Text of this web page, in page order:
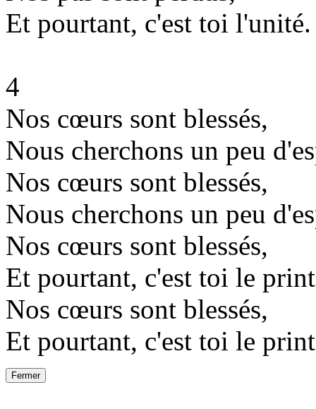
Et pourtant, c'est toi l'unité.
4
Nos cœurs sont blessés,
Nous cherchons un peu
Nos cœurs sont blessés,
Nous cherchons un peu
Nos cœurs sont blessés,
Et pourtant, c'est toi le
Nos cœurs sont blessés,
Et pourtant, c'est toi le
Fermer